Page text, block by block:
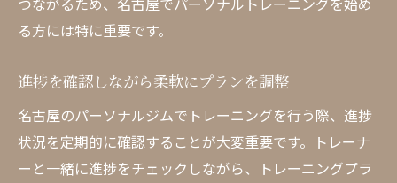
る方には特に重要です。
進捗を確認しながら柔軟にプランを調整
名古屋のパーソナルジムでトレーニングを行う際、進捗
状況を定期的に確認することが大変重要です。トレーナ
ーと一緒に進捗をチェックしながら、トレーニングプラ